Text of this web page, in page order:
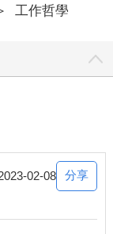
工作哲學
02-08 分享